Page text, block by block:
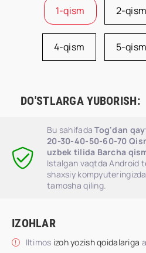
1-qism 2-qism
4-qism 5-qism
DO'STLARGA YUBORISH:
Bu sahifadaTog'dan
20-30-40-50-60-70
uzbek tilida Barcha
Istalgan vaqtda Android
shaxsiy
tamosha qiling.
IZOHLAR
Iltimos izoh yozish qoidalariga